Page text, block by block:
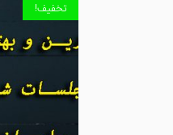
تخفیف!